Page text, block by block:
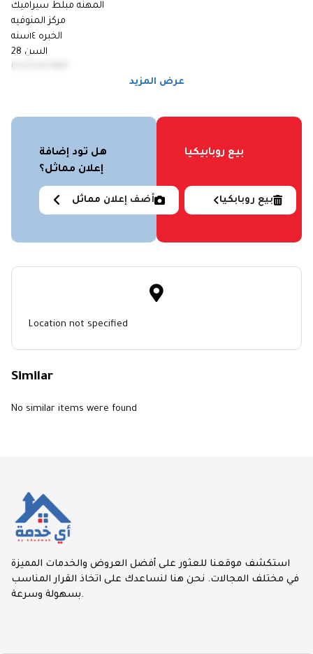
المهنه مبلط سيراميك
مركز المنوفيه
الخبره ١٤سنه
السن 28
01030417887
عرض المزيد
هل تود إضافة
إعلان مماثل؟
أضف إعلان مماثل
بيع روبابيكيا
بيع روبابكيا
Location not specified
Similar
No similar items were found
استكشف موقعنا للعثور على أفضل العروض والخدمات المميزة
في مختلف المجالات. نحن هنا لنساعدك على اتخاذ القرار المناسب
بسهولة وسرعة.